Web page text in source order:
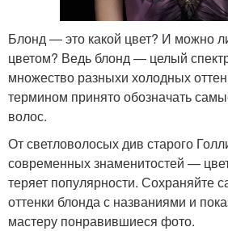
Блонд — это какой цвет? И можно
цветом? Ведь блонд — целый
множество разныхи холодных
термином принято обозначать
волос.
От светловолосых див старого
современных знаменитостей —
теряет популярности. Сохраняйте
оттенки блонда с названиями и
мастеру понравившиеся фото.